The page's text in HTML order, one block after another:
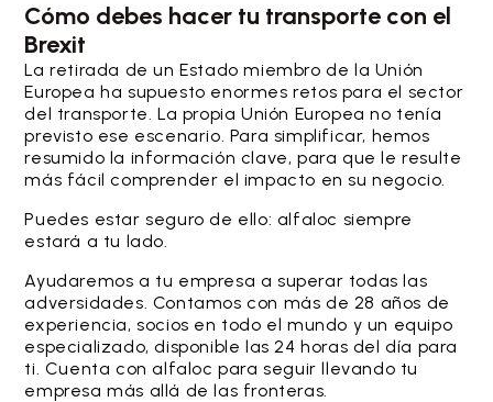
Cómo debes hacer tu transporte con el
Brexit
La retirada de un Estado miembro de la Unión
Europea ha supuesto enormes retos para el sector
del transporte. La propia Unión Europea no tenía
previsto ese escenario. Para simplificar, hemos
resumido la información clave, para que le resulte
más fácil comprender el impacto en su negocio.
Puedes estar seguro de ello: alfaloc siempre
estará a tu lado.
Ayudaremos a tu empresa a superar todas las
adversidades. Contamos con más de 28 años de
experiencia, socios en todo el mundo y un equipo
especializado, disponible las 24 horas del día para
ti. Cuenta con alfaloc para seguir llevando tu
empresa más allá de las fronteras.